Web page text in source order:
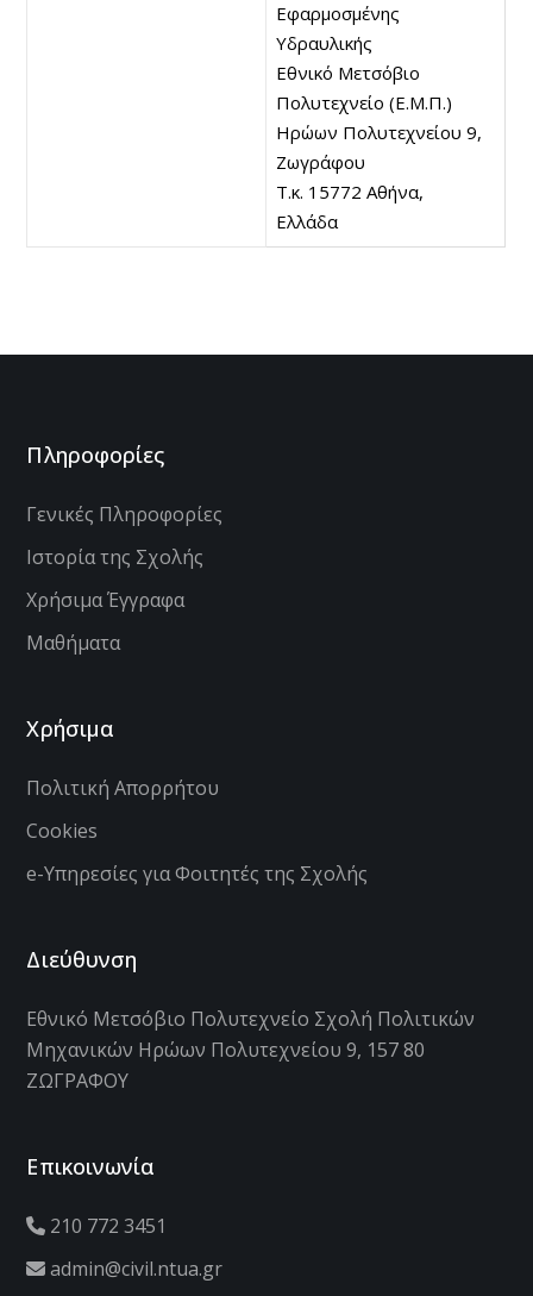
Εφαρμοσμένης
Υδραυλικής
Εθνικό Μετσόβιο
Πολυτεχνείο (Ε.Μ.Π.)
Ηρώων Πολυτεχνείου 9,
Ζωγράφου
Τ.κ. 15772 Αθήνα,
Ελλάδα
Πληροφορίες
Γενικές Πληροφορίες
Ιστορία της Σχολής
Χρήσιμα Έγγραφα
Μαθήματα
Χρήσιμα
Πολιτική Απορρήτου
Cookies
e-Υπηρεσίες για Φοιτητές της Σχολής
Διεύθυνση
Εθνικό Μετσόβιο Πολυτεχνείο Σχολή Πολιτικών
Μηχανικών Ηρώων Πολυτεχνείου 9, 157 80
ΖΩΓΡΑΦΟΥ
Επικοινωνία
210 772 3451
admin@civil.ntua.gr